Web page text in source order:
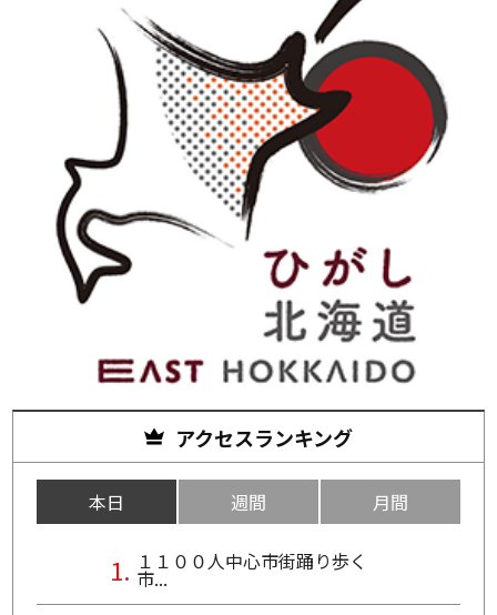
アクセスランキング
本日 週間 月間
１１００人中心市街踊り歩く
市...